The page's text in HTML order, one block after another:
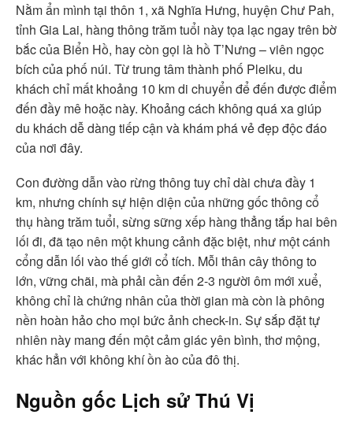
Nằm ẩn mình tại thôn 1, xã Nghĩa Hưng, huyện Chư Pah,
tỉnh Gia Lai, hàng thông trăm tuổi này tọa lạc ngay trên bờ
bắc của Biển Hồ, hay còn gọi là hồ T’Nưng – viên ngọc
bích của phố núi. Từ trung tâm thành phố Pleiku, du
khách chỉ mất khoảng 10 km di chuyển để đến được điểm
đến đầy mê hoặc này. Khoảng cách không quá xa giúp
du khách dễ dàng tiếp cận và khám phá vẻ đẹp độc đáo
của nơi đây.
Con đường dẫn vào rừng thông tuy chỉ dài chưa đầy 1
km, nhưng chính sự hiện diện của những gốc thông cổ
thụ hàng trăm tuổi, sừng sững xếp hàng thẳng tắp hai bên
lối đi, đã tạo nên một khung cảnh đặc biệt, như một cánh
cổng dẫn lối vào thế giới cổ tích. Mỗi thân cây thông to
lớn, vững chãi, mà phải cần đến 2-3 người ôm mới xuể,
không chỉ là chứng nhân của thời gian mà còn là phông
nền hoàn hảo cho mọi bức ảnh check-in. Sự sắp đặt tự
nhiên này mang đến một cảm giác yên bình, thơ mộng,
khác hẳn với không khí ồn ào của đô thị.
Nguồn gốc Lịch sử Thú Vị